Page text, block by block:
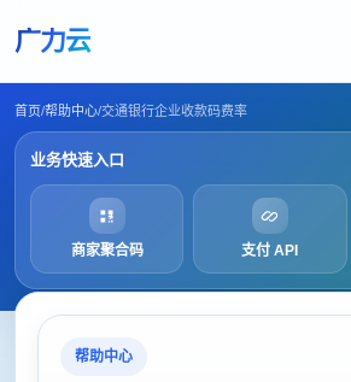
广力云
首页/帮助中心/交通银行企业收款码费率
业务快速入口
商家聚合码 支付 API
帮助中心